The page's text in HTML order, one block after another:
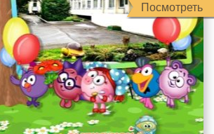
Посмотреть